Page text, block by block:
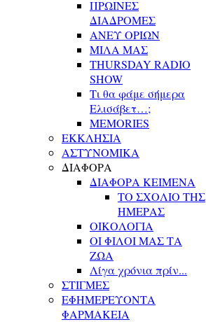
ΠΡΩΙΝΕΣ
ΔΙΑΔΡΟΜΕΣ
ΑΝΕΥ ΟΡΙΩΝ
ΜΙΛΑ ΜΑΣ
THURSDAY RADIO
SHOW
Τι θα φάμε σήμερα
Ελισάβετ…;
MEMORIES
ΕΚΚΛΗΣΙΑ
ΑΣΤΥΝΟΜΙΚΑ
ΔΙΑΦΟΡΑ
ΔΙΑΦΟΡΑ ΚΕΙΜΕΝΑ
ΤΟ ΣΧΟΛΙΟ ΤΗΣ
ΗΜΕΡΑΣ
ΟΙΚΟΛΟΓΙΑ
ΟΙ ΦΙΛΟΙ ΜΑΣ ΤΑ
ΖΩΑ
Λίγα χρόνια πρίν...
ΣΤΙΓΜΕΣ
ΕΦΗΜΕΡΕΥΟΝΤΑ
ΦΑΡΜΑΚΕΙΑ